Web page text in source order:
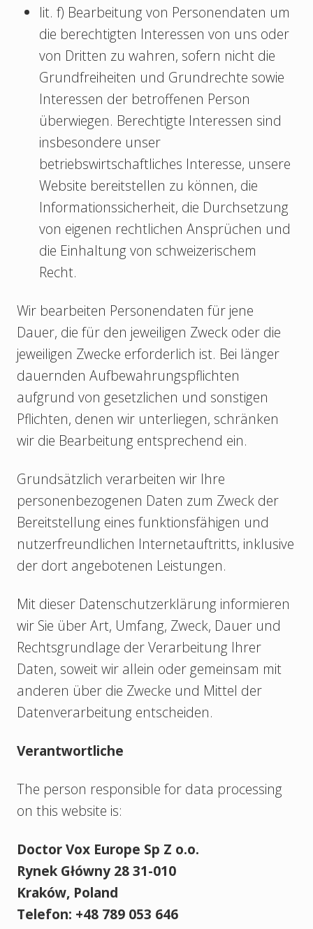
lit. f) Bearbeitung von Personendaten um
die berechtigten Interessen von uns oder
von Dritten zu wahren, sofern nicht die
Grundfreiheiten und Grundrechte sowie
Interessen der betroffenen Person
überwiegen. Berechtigte Interessen sind
insbesondere unser
betriebswirtschaftliches Interesse, unsere
Website bereitstellen zu können, die
Informationssicherheit, die Durchsetzung
von eigenen rechtlichen Ansprüchen und
die Einhaltung von schweizerischem
Recht.
Wir bearbeiten Personendaten für jene
Dauer, die für den jeweiligen Zweck oder die
jeweiligen Zwecke erforderlich ist. Bei länger
dauernden Aufbewahrungspflichten
aufgrund von gesetzlichen und sonstigen
Pflichten, denen wir unterliegen, schränken
wir die Bearbeitung entsprechend ein.
Grundsätzlich verarbeiten wir Ihre
personenbezogenen Daten zum Zweck der
Bereitstellung eines funktionsfähigen und
nutzerfreundlichen Internetauftritts, inklusive
der dort angebotenen Leistungen.
Mit dieser Datenschutzerklärung informieren
wir Sie über Art, Umfang, Zweck, Dauer und
Rechtsgrundlage der Verarbeitung Ihrer
Daten, soweit wir allein oder gemeinsam mit
anderen über die Zwecke und Mittel der
Datenverarbeitung entscheiden.
Verantwortliche
The person responsible for data processing
on this website is:
Doctor Vox Europe Sp Z o.o.
Rynek Główny 28 31-010
Kraków, Poland
Telefon: +48 789 053 646